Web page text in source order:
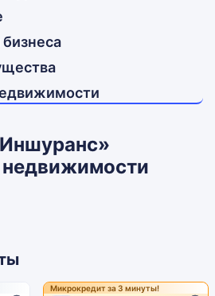
Микрокредит за 3 минуты!